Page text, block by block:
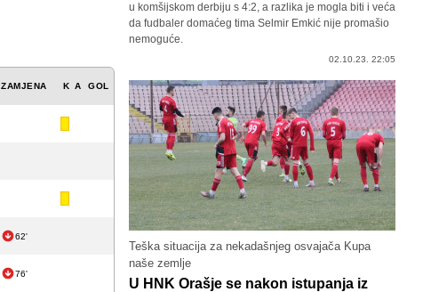
ZAMJENA K A GOL
62'
76'
u komšijskom derbiju s 4:2, a razlika je mogla biti i veća
da fudbaler domaćeg tima Selmir Emkić nije promašio
nemoguće.
02.10.23. 22:05
Teška situacija za nekadašnjeg osvajača Kupa
naše zemlje
U HNK Orašje se nakon istupanja iz